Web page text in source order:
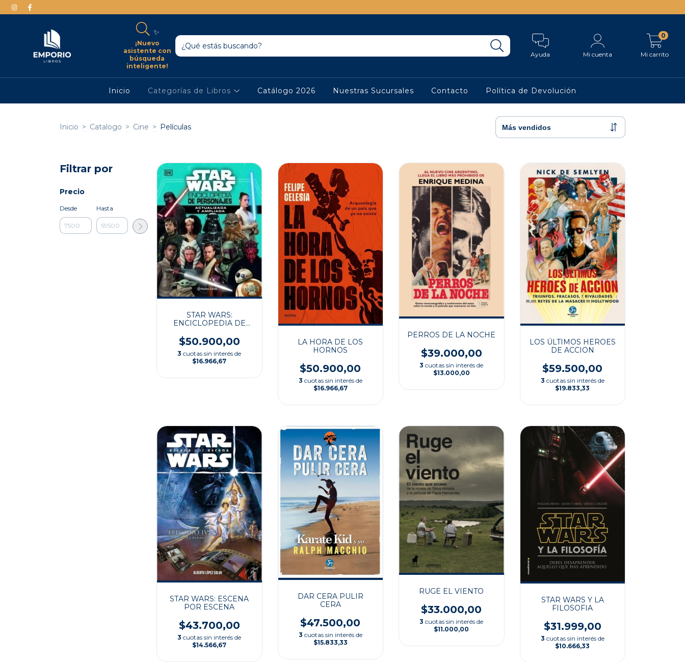
✨
¡Nuevo
asistente con
búsqueda
inteligente!
Ayuda Mi cuenta Mi carrito
0
Inicio Categorías de Libros Catálogo 2026 Nuestras Sucursales Contacto Política de Devolución
Inicio > Catalogo > Cine > Películas
Filtrar por
Precio
Desde Hasta
STAR WARS:
ENCICLOPEDIA DE
$50.900,00
3 cuotas sin interés de
$16.966,67
LA HORA DE LOS
HORNOS
$50.900,00
3 cuotas sin interés de
$16.966,67
PERROS DE LA NOCHE
$39.000,00
3 cuotas sin interés de
$13.000,00
LOS ÚLTIMOS HEROES
DE ACCION
$59.500,00
3 cuotas sin interés de
$19.833,33
STAR WARS: ESCENA
POR ESCENA
$43.700,00
3 cuotas sin interés de
$14.566,67
DAR CERA PULIR
CERA
$47.500,00
3 cuotas sin interés de
$15.833,33
RUGE EL VIENTO
$33.000,00
3 cuotas sin interés de
$11.000,00
STAR WARS Y LA
FILOSOFIA
$31.999,00
3 cuotas sin interés de
$10.666,33